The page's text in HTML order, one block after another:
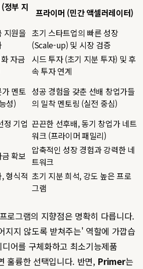
정부 지
프라이머 (민간 액셀러레이터)
지원을 초기 스타트업의 빠른 성장
(Scale-up) 및 시장 검증
자금
시드 투자 (초기 지분 투자) 및 후
속 투자 연계
멘토
성)
성공 경험을 갖춘 선배 창업가들
의 밀착 멘토링 (실전 중심)
정 기업 끈끈한 선후배, 동기 창업가 네트
워크 (프라이머 패밀리)
확보 압축적인 성장 경험과 강력한 네
트워크
형식적 초기 지분 희석, 강도 높은 프로
그램
로그램의 지향점은 명확히 다릅니다.
지지 않도록 받쳐주는' 역할에 가깝습
어를 구체화하고 최소기능제품
훌륭한 선택입니다. 반면, Primer는